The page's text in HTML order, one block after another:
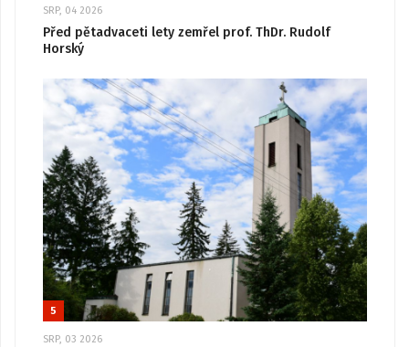
SRP, 04 2026
Před pětadvaceti lety zemřel prof. ThDr. Rudolf
Horský
5
SRP, 03 2026